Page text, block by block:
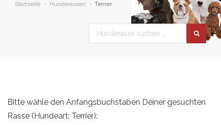
Startseite Hunderassen Terrier
Bitte wähle den Anfangsbuchstaben Deiner gesuchten
Rasse (Hundeart: Terrier):